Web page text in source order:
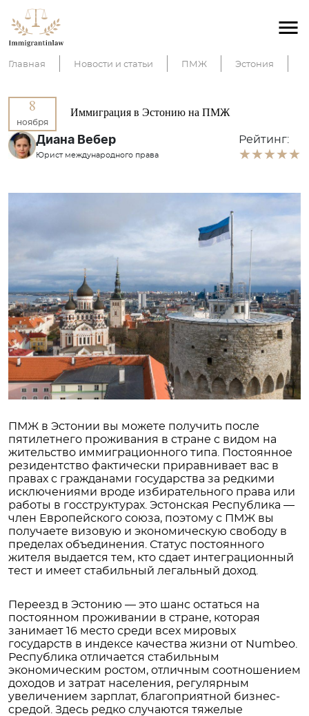
Главная Новости и статьи ПМЖ Эстония
8
ноября
Иммиграция в Эстонию на ПМЖ
Диана Вебер
Юрист международного права
Рейтинг:
ПМЖ в Эстонии вы можете получить после
пятилетнего проживания в стране с видом на
жительство иммиграционного типа. Постоянное
резидентство фактически приравнивает вас в
правах с гражданами государства за редкими
исключениями вроде избирательного права или
работы в госструктурах. Эстонская Республика —
член Европейского союза, поэтому с ПМЖ вы
получаете визовую и экономическую свободу в
пределах объединения. Статус постоянного
жителя выдается тем, кто сдает интеграционный
тест и имеет стабильный легальный доход.
Переезд в Эстонию — это шанс остаться на
постоянном проживании в стране, которая
занимает 16 место среди всех мировых
государств в индексе качества жизни от Numbeo.
Республика отличается стабильным
экономическим ростом, отличным соотношением
доходов и затрат населения, регулярным
увеличением зарплат, благоприятной бизнес-
средой. Здесь редко случаются тяжелые